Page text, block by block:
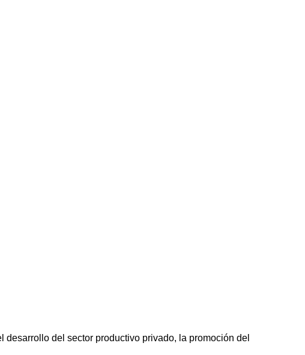
del sector productivo privado, la promoción del